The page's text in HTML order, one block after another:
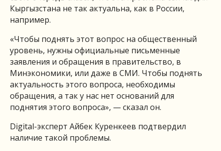
Кыргызстана не так актуальна, как в России,
например.
«Чтобы поднять этот вопрос на общественный
уровень, нужны официальные письменные
заявления и обращения в правительство, в
Минэкономики, или даже в СМИ. Чтобы поднять
актуальность этого вопроса, необходимы
обращения, а так у нас нет оснований для
поднятия этого вопроса», — сказал он.
Digital-эксперт Айбек Куренкеев подтвердил
наличие такой проблемы.